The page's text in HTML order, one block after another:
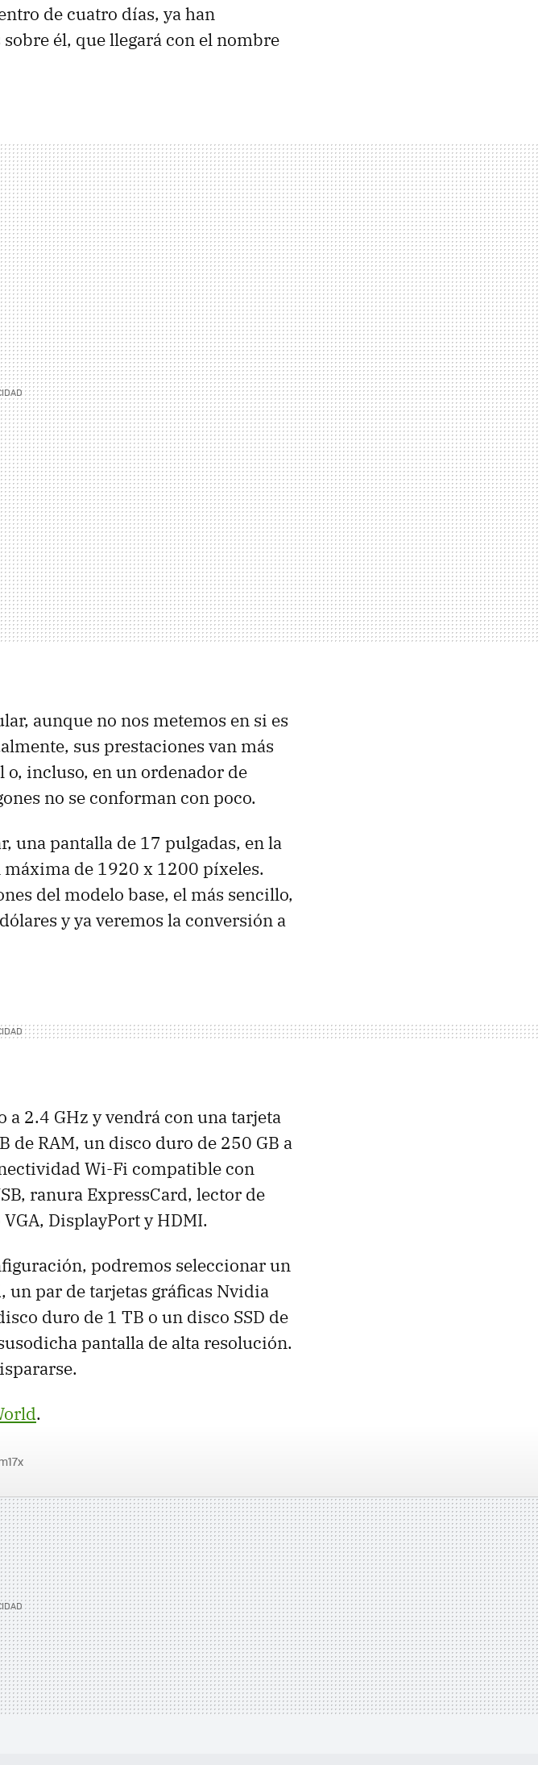
de cuatro días, ya han
él, que llegará con el nombre
aunque no nos metemos en si es
sus prestaciones van más
o, incluso, en un ordenador de
no se conforman con poco.
una pantalla de 17 pulgadas, en la
de 1920 x 1200 píxeles.
del modelo base, el más sencillo,
y ya veremos la conversión a
a 2.4 GHz y vendrá con una tarjeta
de RAM, un disco duro de 250 GB a
Wi-Fi compatible con
ranura ExpressCard, lector de
DisplayPort y HDMI.
podremos seleccionar un
un par de tarjetas gráficas Nvidia
duro de 1 TB o un disco SSD de
pantalla de alta resolución.
.